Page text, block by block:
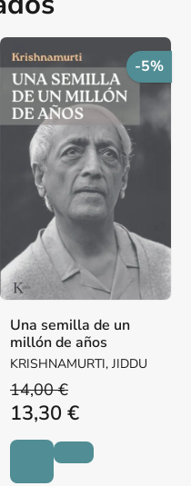
-5%
Una semilla de un
millón de años
KRISHNAMURTI, JIDDU
14,00 €
13,30 €